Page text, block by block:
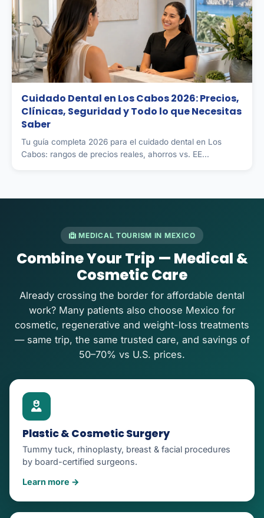
Cuidado Dental en Los Cabos 2026: Precios,
Clínicas, Seguridad y Todo lo que Necesitas
Saber
Tu guía completa 2026 para el cuidado dental en Los
Cabos: rangos de precios reales, ahorros vs. EE...
MEDICAL TOURISM IN MEXICO
Combine Your Trip — Medical &
Cosmetic Care
Already crossing the border for affordable dental
work? Many patients also choose Mexico for
cosmetic, regenerative and weight-loss treatments
— same trip, the same trusted care, and savings of
50–70% vs U.S. prices.
Plastic & Cosmetic Surgery
Tummy tuck, rhinoplasty, breast & facial procedures
by board-certified surgeons.
Learn more →